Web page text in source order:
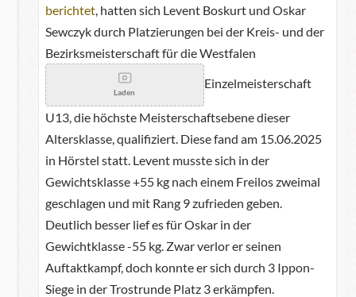
berichtet, hatten sich Levent Boskurt und Oskar
Sewczyk durch Platzierungen bei der Kreis- und der
Bezirksmeisterschaft für die Westfalen
Laden
Einzelmeisterschaft
U13, die höchste Meisterschaftsebene dieser
Altersklasse, qualifiziert. Diese fand am 15.06.2025
in Hörstel statt. Levent musste sich in der
Gewichtsklasse +55 kg nach einem Freilos zweimal
geschlagen und mit Rang 9 zufrieden geben.
Deutlich besser lief es für Oskar in der
Gewichtklasse -55 kg. Zwar verlor er seinen
Auftaktkampf, doch konnte er sich durch 3 Ippon-
Siege in der Trostrunde Platz 3 erkämpfen.